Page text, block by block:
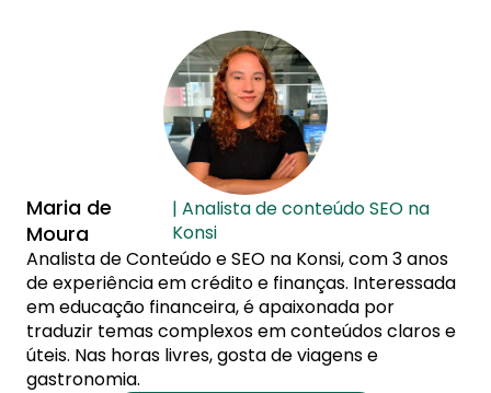
Maria de
Moura
| Analista de conteúdo SEO na
Konsi
Analista de Conteúdo e SEO na Konsi, com 3 anos
de experiência em crédito e finanças. Interessada
em educação financeira, é apaixonada por
traduzir temas complexos em conteúdos claros e
úteis. Nas horas livres, gosta de viagens e
gastronomia.